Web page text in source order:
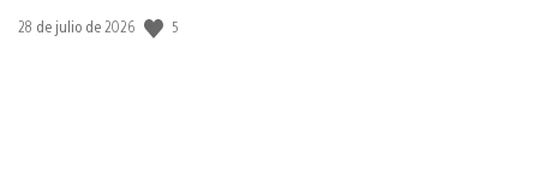
Fecha
28 de julio de 2026 5